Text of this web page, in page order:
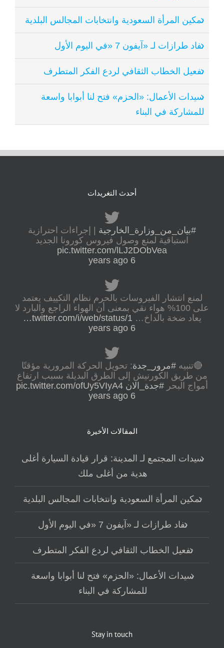
تمكين المرأة السعودية وانتخابات المجالس البلدية
نفاد طرازات لـ «آيفون 7 «في اليوم الأول
تفعيل الخطاب الثقافي لردع الفكر المتطرف
سيدات الأعمال: «الحزم» فتح لنا أبوابا واسعة
للمشاركة في البناء
أحدث التغريدات
#بيان_من_وزارة_الخارجية | إجراءات احترازية
استباقية لمنع وصول فيروس كورونا الجديد
pic.twitter.com/lLJ2DObVea
6 years ago
لمنع انتشار الفيروسات بالحرم نظام التكييف يعتمد
على 100% هواء نقي بمعنى أن الهواء الراجع والبارد لا
يعاد ضخة بالداخ… twitter.com/i/web/status/1…
6 years ago
🔴تنبيه #مرور_جدة: تحويل الحركة المرورية مؤقتًا
من طريق الكورنيش إلى الطرق البديلة بسبب ارتفاع
أمواج البحر #جدة_الان pic.twitter.com/ofUy5VIyA4
6 years ago
المقالات الأخيرة
سيدات المجتمع لـ المدينة: قرار قيادة السيارة أغلى
هدية من أغلى ملك
تمكين المرأة السعودية وانتخابات المجالس البلدية
نفاد طرازات لـ «آيفون 7 «في اليوم الأول
تفعيل الخطاب الثقافي لردع الفكر المتطرف
سيدات الأعمال: «الحزم» فتح لنا أبوابا واسعة
للمشاركة في البناء
Stay in touch